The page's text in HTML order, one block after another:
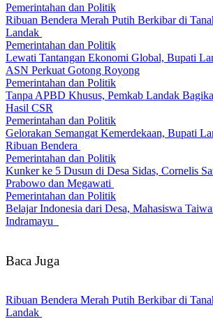
Pemerintahan dan Politik
Ribuan Bendera Merah Putih Berkibar di
Landak
Pemerintahan dan Politik
Lewati Tantangan Ekonomi Global, Bupati
ASN Perkuat Gotong Royong
Pemerintahan dan Politik
Tanpa APBD Khusus, Pemkab Landak
Hasil CSR
Pemerintahan dan Politik
Gelorakan Semangat Kemerdekaan, Bupati
Ribuan Bendera
Pemerintahan dan Politik
Kunker ke 5 Dusun di Desa Sidas, Cornelis
Prabowo dan Megawati
Pemerintahan dan Politik
Belajar Indonesia dari Desa, Mahasiswa
Indramayu
Baca Juga
Ribuan Bendera Merah Putih Berkibar di
Landak